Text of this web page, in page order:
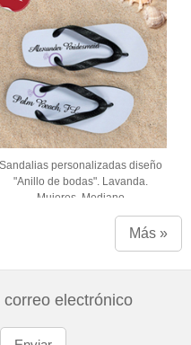
Sandalias personalizadas diseño
"Anillo de bodas". Lavanda.
Mujeres. Mediano
Más »
electrónico